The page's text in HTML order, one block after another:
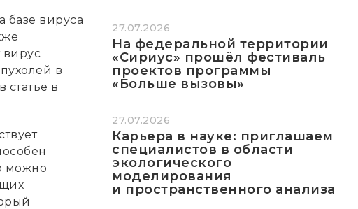
базе вируса
вирус
в
в
можно
27.07.2026
На федеральной территории
«Сириус» прошёл фестиваль
проектов программы
«Больше вызовы»
27.07.2026
Карьера в науке: приглашаем
специалистов в области
экологического
моделирования
и пространственного анализа